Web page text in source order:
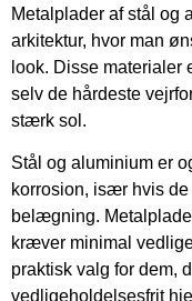
Metalplader af stål og
arkitektur, hvor man
look. Disse materialer
selv de hårdeste
stærk sol.
Stål og aluminium er
korrosion, især hvis
belægning.
kræver minimal
praktisk valg for dem,
vedligeholdelsesfrit